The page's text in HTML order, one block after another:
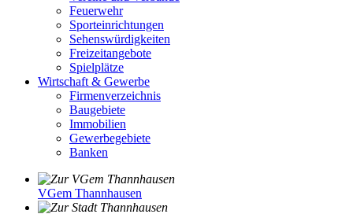
Feuerwehr
Sporteinrichtungen
Sehenswürdigkeiten
Freizeitangebote
Spielplätze
Wirtschaft & Gewerbe
Firmenverzeichnis
Baugebiete
Immobilien
Gewerbegebiete
Banken
VGem Thannhausen